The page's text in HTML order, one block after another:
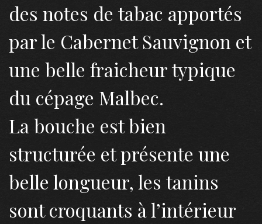
des notes de tabac apportés
par le Cabernet Sauvignon et
une belle fraicheur typique
du cépage Malbec.
La bouche est bien
structurée et présente une
belle longueur, les tanins
sont croquants à l’intérieur